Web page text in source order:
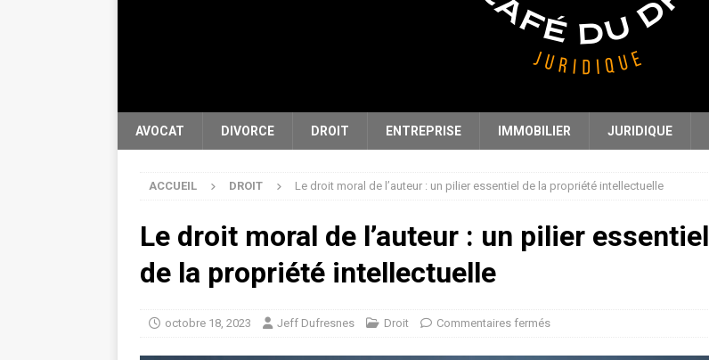
AVOCAT DIVORCE DROIT ENTREPRISE IMMOBILIER JURIDIQUE
ACCUEIL DROIT Le droit moral de l’auteur : un pilier essentiel de la propriété intellectuelle
Le droit moral de l’auteur : un pilier essentiel
de la propriété intellectuelle
octobre 18, 2023 Jeff Dufresnes Droit Commentaires fermés